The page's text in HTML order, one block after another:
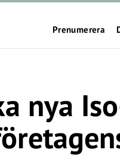
Prenumerera
nya